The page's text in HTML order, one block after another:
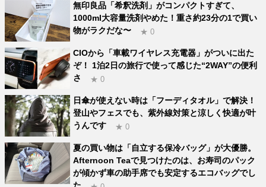
無印良品「希釈洗剤」がコンパクトすぎて、
1000ml大容量洗剤やめた！重さ約23分の1で買い
物がラクだな〜
★ 0
CIOから「車載ワイヤレス充電器」がついに出た
ぞ！ 1泊2日の旅行で使って感じた“2WAY”の便利
さ
★ 0
日傘が使えない時は「フーディタオル」で解決！
登山やフェスでも、紫外線対策と涼しく快適が叶
うんです
★ 0
夏の買い物は「自立する保冷バッグ」が大優勝。
Afternoon Teaで見つけたのは、お寿司のパック
が傾かず車の助手席でも安定するエコバッグでし